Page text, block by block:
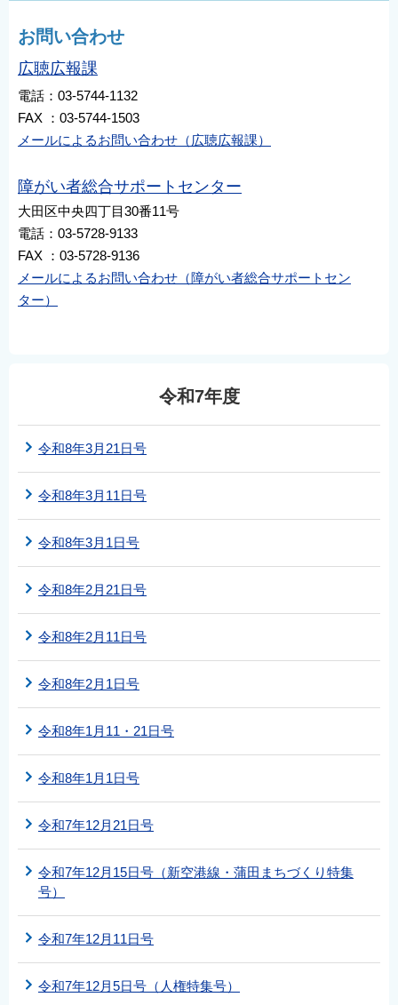
お問い合わせ
広聴広報課
電話：03-5744-1132
FAX ：03-5744-1503
メールによるお問い合わせ（広聴広報課）
障がい者総合サポートセンター
大田区中央四丁目30番11号
電話：03-5728-9133
FAX ：03-5728-9136
メールによるお問い合わせ（障がい者総合サポートセン
ター）
令和7年度
令和8年3月21日号
令和8年3月11日号
令和8年3月1日号
令和8年2月21日号
令和8年2月11日号
令和8年2月1日号
令和8年1月11・21日号
令和8年1月1日号
令和7年12月21日号
令和7年12月15日号（新空港線・蒲田まちづくり特集
号）
令和7年12月11日号
令和7年12月5日号（人権特集号）